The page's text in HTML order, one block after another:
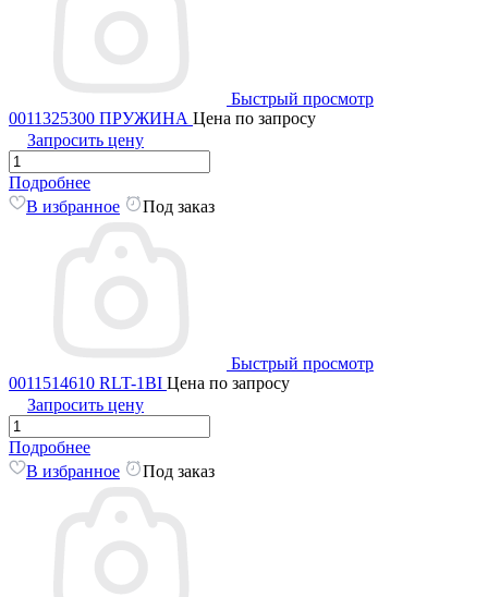
Быстрый просмотр
0011325300 ПРУЖИНА Цена по запросу
Запросить цену
Подробнее
В избранное
Под заказ
Быстрый просмотр
0011514610 RLT-1BI Цена по запросу
Запросить цену
Подробнее
В избранное
Под заказ